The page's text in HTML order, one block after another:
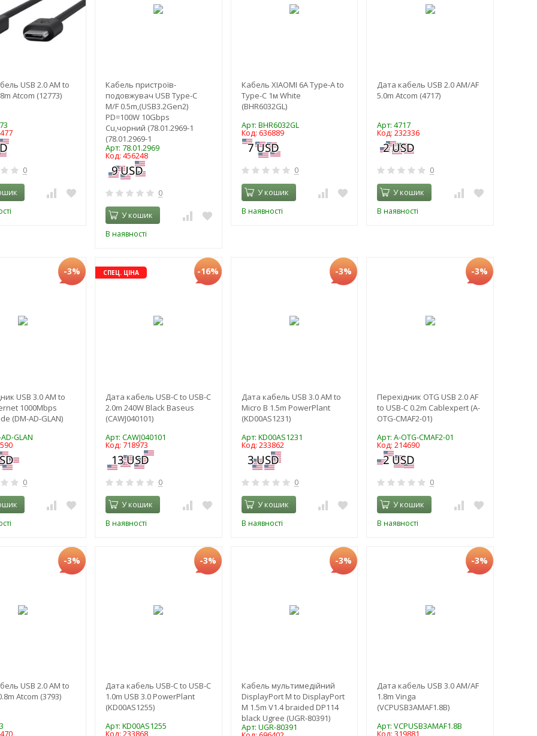
USB 2.0 AM to
Atcom (12773)
0
Кабель пристроїв-
подовжувач USB Type-C
M/F 0.5m,(USB3.2Gen2)
PD=100W 10Gbps
Cu,чорний (78.01.2969-1
(78.01.2969-1
Арт: 78.01.2969
Код: 456248
0
У кошик
В наявності
Кабель XIAOMI 6A Type-A to
Type-C 1м White
(BHR6032GL)
Арт: BHR6032GL
Код: 636889
0
У кошик
В наявності
Дата кабель USB 2.0 AM/AF
5.0m Atcom (4717)
Арт: 4717
Код: 232336
0
У кошик
В наявності
-3%
USB 3.0 AM to
1000Mbps
(DM-AD-GLAN)
GLAN
0
СПЕЦ. ЦІНА -16%
Дата кабель USB-C to USB-C
2.0m 240W Black Baseus
(CAWJ040101)
Арт: CAWJ040101
Код: 718973
0
У кошик
В наявності
-3%
Дата кабель USB 3.0 AM to
Micro B 1.5m PowerPlant
(KD00AS1231)
Арт: KD00AS1231
Код: 233862
0
У кошик
В наявності
-3%
Перехідник OTG USB 2.0 AF
to USB-C 0.2m Cablexpert (A-
OTG-CMAF2-01)
Арт: A-OTG-CMAF2-01
Код: 214690
0
У кошик
В наявності
-3%
USB 2.0 AM to
Atcom (3793)
-3%
Дата кабель USB-C to USB-C
1.0m USB 3.0 PowerPlant
(KD00AS1255)
Арт: KD00AS1255
-3%
Кабель мультимедійний
DisplayPort M to DisplayPort
M 1.5m V1.4 braided DP114
black Ugree (UGR-80391)
Арт: UGR-80391
-3%
Дата кабель USB 3.0 AM/AF
1.8m Vinga
(VCPUSB3AMAF1.8B)
Арт: VCPUSB3AMAF1.8B